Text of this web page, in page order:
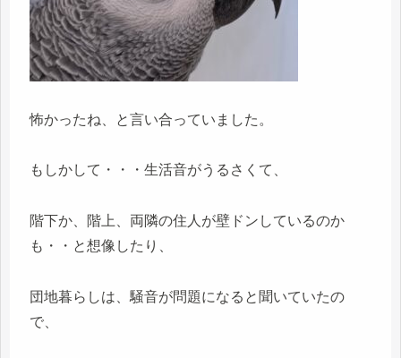
怖かったね、と言い合っていました。
もしかして・・・生活音がうるさくて、
階下か、階上、両隣の住人が壁ドンしているのか
も・・と想像したり、
団地暮らしは、騒音が問題になると聞いていたの
で、